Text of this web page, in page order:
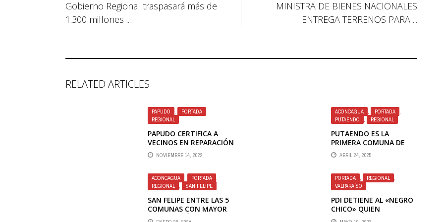
Gobierno Regional traspasará más de
1.300 millones ...
MINISTRA DE BIENES NACIONALES
ENTREGA TERRENOS PARA ...
RELATED ARTICLES
PAPUDO , PORTADA
,
REGIONAL
PAPUDO CERTIFICA A
VECINOS EN REPARACIÓN
DE EMBARCACIONES DE
FIBRA DE VIDRIO
NOVIEMBRE 14, 2022
ACONCAGUA , PORTADA
,
PUTAENDO
, REGIONAL
PUTAENDO ES LA
PRIMERA COMUNA DE
ACONCAGUA CON
UNIVERSALIZACIÓN DE LA
SALUD
ABRIL 24, 2025
ACONCAGUA , PORTADA
,
REGIONAL
, SAN FELIPE
SAN FELIPE ENTRE LAS 5
COMUNAS CON MAYOR
INCAUTACIÓN DE
PORTADA , REGIONAL
,
VALPARAÍSO
PDI DETIENE AL «NEGRO
CHICO» QUIEN
MANTENÍA EL CONTROL